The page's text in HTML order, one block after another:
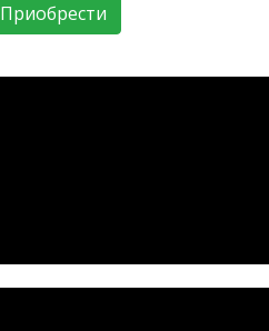
Приобрести